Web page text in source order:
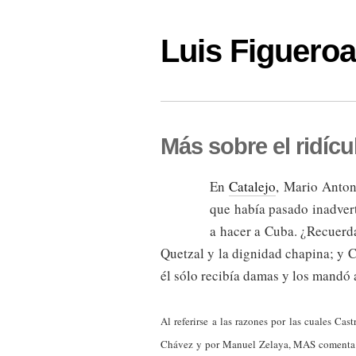
Luis
Más sobre el
EnCatalejo, Mario
que había pasado
a hacer a Cuba.
Quetzal y la dignidad chapina; y
él sólo recibía damas y los mandó
Al referirse a las razones por las cuales
Chávez y por Manuel Zelaya, MAS